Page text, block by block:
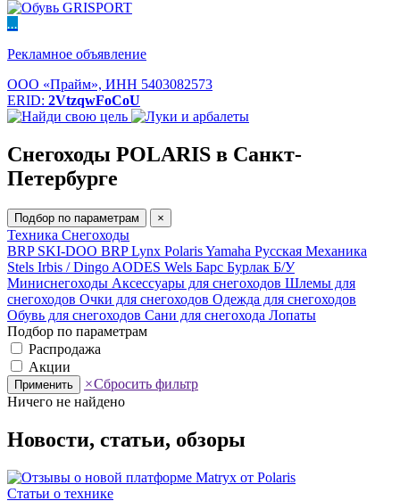
...
Рекламное объявление
ООО «Прайм», ИНН 5403082573
ERID: 2VtzqwFoCoU
Снегоходы POLARIS в Санкт-
Петербурге
Подбор по параметрам ×
Техника Снегоходы
BRP SKI-DOO BRP Lynx PolarisYamaha Русская Механика
Stels Irbis / Dingo AODES Wels Барс Бурлак Б/У
Миниснегоходы Аксессуары для снегоходов Шлемы для
снегоходов Очки для снегоходов Одежда для снегоходов
Обувь для снегоходов Сани для снегохода Лопаты
Подбор по параметрам
Распродажа
Акции
Применить ×Сбросить фильтр
Ничего не найдено
Новости, статьи, обзоры
Статьи о технике